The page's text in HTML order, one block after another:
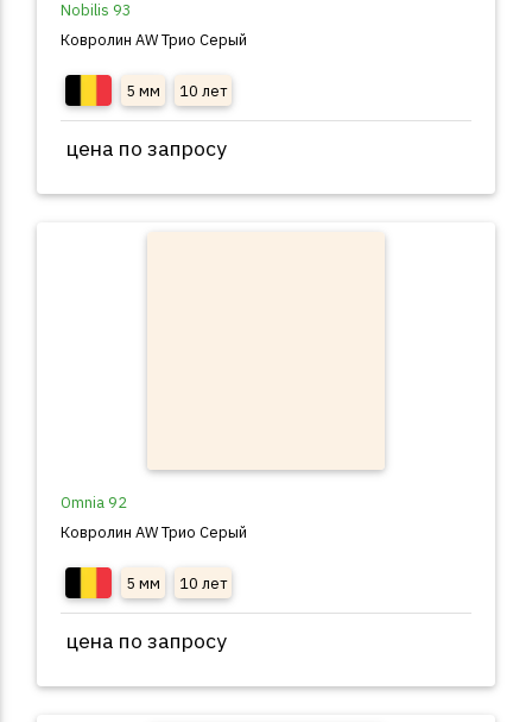
Nobilis 93
Ковролин AW Трио Серый
5 мм 10 лет
цена по запросу
Omnia 92
Ковролин AW Трио Серый
5 мм 10 лет
цена по запросу